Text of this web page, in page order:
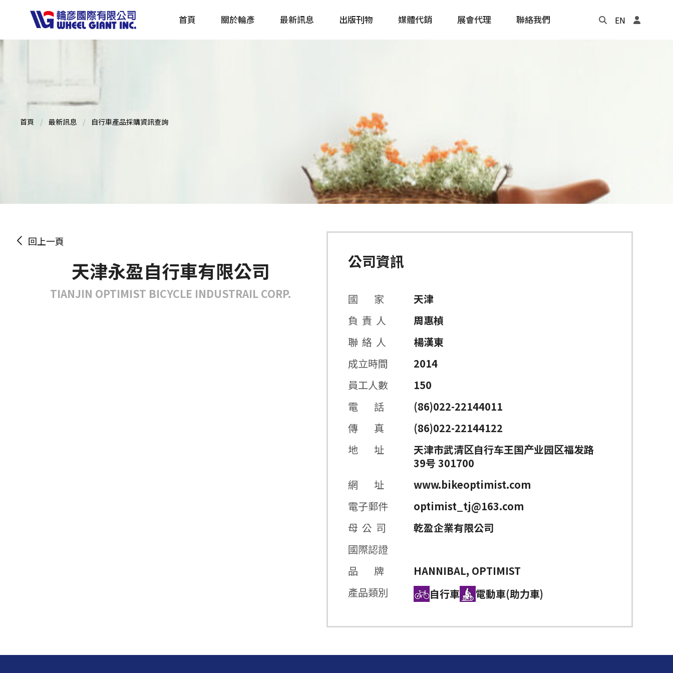
首頁 關於輪彥 最新訊息 出版刊物
戶外探索 Outside
主題書籍
媒體代銷 展會代理 聯絡我們 EN
首頁 最新訊息 自行車產品採購資訊查詢
回上一頁
天津永盈自行車有限公司
TIANJIN OPTIMIST BICYCLE INDUSTRAIL CORP.
公司資訊
國 家
天津
負 責 人
周惠楨
聯 絡 人
楊漢東
成立時間
2014
員工人數
150
電 話
(86)022-22144011
傳 真
(86)022-22144122
地 址
天津市武清区自行车王国产业园区福发路
39号 301700
網 址
www.bikeoptimist.com
電子郵件
optimist_tj@163.com
母 公 司
乾盈企業有限公司
國際認證
品 牌
HANNIBAL, OPTIMIST
產品類別
自行車 電動車(助力車)